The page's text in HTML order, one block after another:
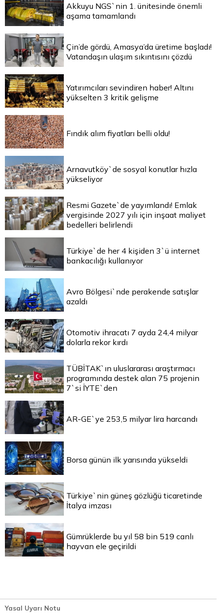
Akkuyu NGS`nin 1. ünitesinde önemli
aşama tamamlandı
Çin’de gördü, Amasya’da üretime başladı!
Vatandaşın ulaşım sıkıntısını çözdü
Yatırımcıları sevindiren haber! Altını
yükselten 3 kritik gelişme
Fındık alım fiyatları belli oldu!
Arnavutköy`de sosyal konutlar hızla
yükseliyor
Resmi Gazete`de yayımlandı! Emlak
vergisinde 2027 yılı için inşaat maliyet
bedelleri belirlendi
Türkiye`de her 4 kişiden 3`ü internet
bankacılığı kullanıyor
Avro Bölgesi`nde perakende satışlar
azaldı
Otomotiv ihracatı 7 ayda 24,4 milyar
dolarla rekor kırdı
TÜBİTAK`ın uluslararası araştırmacı
programında destek alan 75 projenin
7`si İYTE`den
AR-GE`ye 253,5 milyar lira harcandı
Borsa günün ilk yarısında yükseldi
Türkiye`nin güneş gözlüğü ticaretinde
İtalya imzası
Gümrüklerde bu yıl 58 bin 519 canlı
hayvan ele geçirildi
Yasal Uyarı Notu